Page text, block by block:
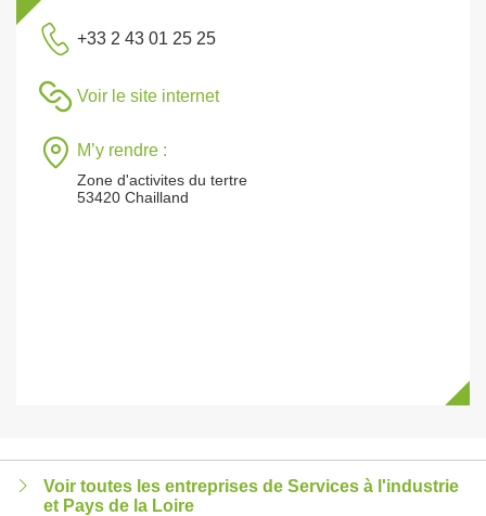
+33 2 43 01 25 25
Voir le site internet
M’y rendre :
Zone d'activites du tertre
53420 Chailland
Voir toutes les entreprises de Services à l'industrie
et Pays de la Loire